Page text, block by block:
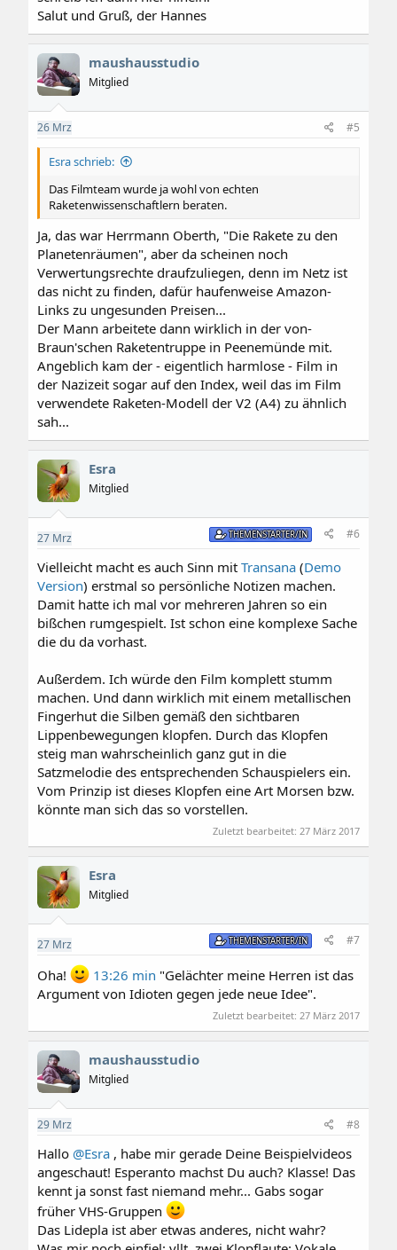
Salut und Gruß, der Hannes
maushausstudio
Mitglied
26 Mrz #5
Esra schrieb:
Das Filmteam wurde ja wohl von echten
Raketenwissenschaftlern beraten.
Ja, das war Herrmann Oberth, "Die Rakete zu den
Planetenräumen", aber da scheinen noch
Verwertungsrechte draufzuliegen, denn im Netz ist
das nicht zu finden, dafür haufenweise Amazon-
Links zu ungesunden Preisen...
Der Mann arbeitete dann wirklich in der von-
Braun'schen Raketentruppe in Peenemünde mit.
Angeblich kam der - eigentlich harmlose - Film in
der Nazizeit sogar auf den Index, weil das im Film
verwendete Raketen-Modell der V2 (A4) zu ähnlich
sah...
Esra
Mitglied
27 Mrz THEMENSTARTER/IN #6
Vielleicht macht es auch Sinn mitTransana (Demo
Version) erstmal so persönliche Notizen machen.
Damit hatte ich mal vor mehreren Jahren so ein
bißchen rumgespielt. Ist schon eine komplexe Sache
die du da vorhast.
Außerdem. Ich würde den Film komplett stumm
machen. Und dann wirklich mit einem metallischen
Fingerhut die Silben gemäß den sichtbaren
Lippenbewegungen klopfen. Durch das Klopfen
steig man wahrscheinlich ganz gut in die
Satzmelodie des entsprechenden Schauspielers ein.
Vom Prinzip ist dieses Klopfen eine Art Morsen bzw.
könnte man sich das so vorstellen.
Zuletzt bearbeitet: 27 März 2017
Esra
Mitglied
27 Mrz THEMENSTARTER/IN #7
Oha! 13:26 min "Gelächter meine Herren ist das
Argument von Idioten gegen jede neue Idee".
Zuletzt bearbeitet: 27 März 2017
maushausstudio
Mitglied
29 Mrz #8
Hallo @Esra , habe mir gerade Deine Beispielvideos
angeschaut! Esperanto machst Du auch? Klasse! Das
kennt ja sonst fast niemand mehr... Gabs sogar
früher VHS-Gruppen
Das Lidepla ist aber etwas anderes, nicht wahr?